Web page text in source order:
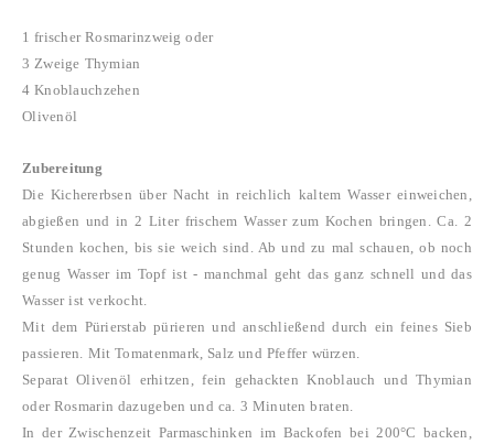
1 frischer Rosmarinzweig oder
3 Zweige Thymian
4 Knoblauchzehen
Olivenöl
Zubereitung
Die Kichererbsen über Nacht in reichlich kaltem Wasser einweichen,
abgießen und in 2 Liter frischem Wasser zum Kochen bringen. Ca. 2
Stunden kochen, bis sie weich sind. Ab und zu mal schauen, ob noch
genug Wasser im Topf ist - manchmal geht das ganz schnell und das
Wasser ist verkocht.
Mit dem Pürierstab pürieren und anschließend durch ein feines Sieb
passieren. Mit Tomatenmark, Salz und Pfeffer würzen.
Separat Olivenöl erhitzen, fein gehackten Knoblauch und Thymian
oder Rosmarin dazugeben und ca. 3 Minuten braten.
In der Zwischenzeit Parmaschinken im Backofen bei 200°C backen,